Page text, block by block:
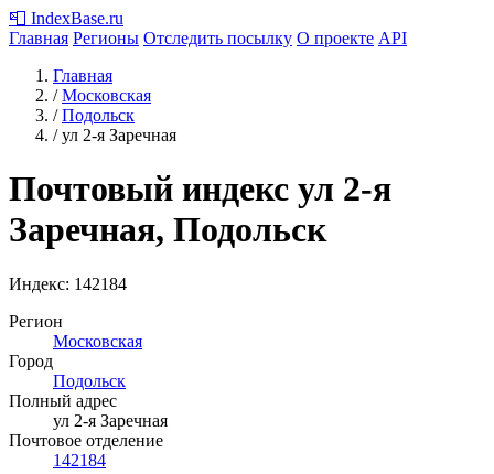
📮 IndexBase.ru
Главная Регионы Отследить посылку О проекте API
Главная
/ Московская
/ Подольск
/ ул 2-я Заречная
Почтовый индекс ул 2-я
Заречная, Подольск
Индекс: 142184
Регион
Московская
Город
Подольск
Полный адрес
ул 2-я Заречная
Почтовое отделение
142184